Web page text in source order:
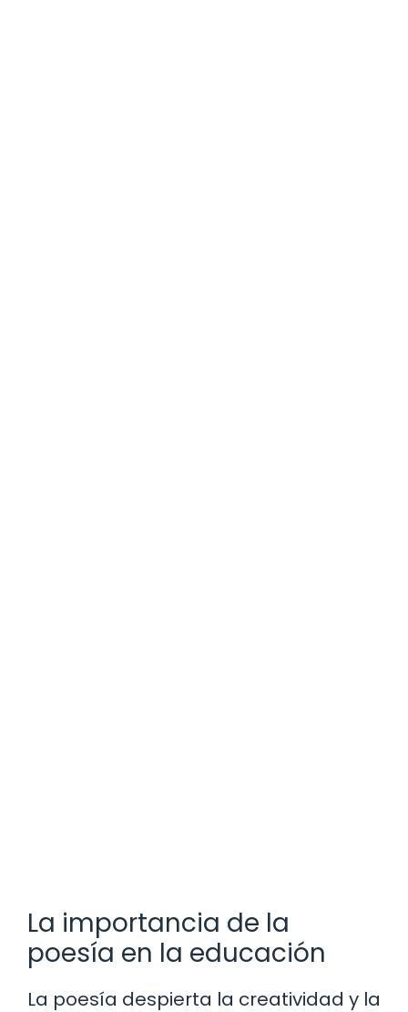
La importancia de la
poesía en la educación
La poesía despierta la creatividad y la